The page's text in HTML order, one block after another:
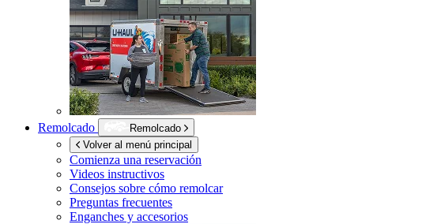
Remolcado
Remolcado
Volver al menú principal
Comienza una reservación
Videos instructivos
Consejos sobre cómo remolcar
Preguntas frecuentes
Enganches y accesorios